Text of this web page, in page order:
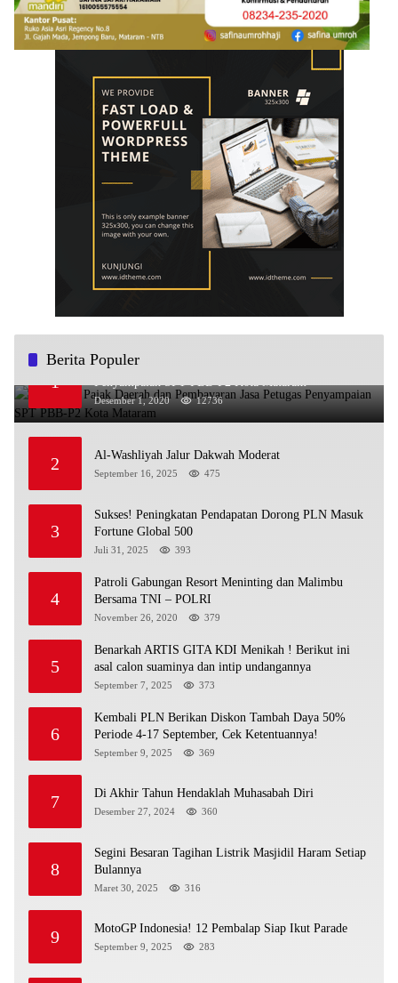
Berita Populer
1
Sosialisasi Pajak Daerah dan Pembayaran Jasa Petugas
Desember 1, 2020 12736
2 Al-Washliyah Jalur Dakwah Moderat
September 16, 2025 475
3
Sukses! Peningkatan Pendapatan Dorong PLN Masuk
Fortune Global 500
Juli 31, 2025 393
4
Patroli Gabungan Resort Meninting dan Malimbu
Bersama TNI – POLRI
November 26, 2020 379
5
Benarkah ARTIS GITA KDI Menikah ! Berikut ini
asal calon suaminya dan intip undangannya
September 7, 2025 373
6
Kembali PLN Berikan Diskon Tambah Daya 50%
Periode 4-17 September, Cek Ketentuannya!
September 9, 2025 369
7 Di Akhir Tahun Hendaklah Muhasabah Diri
Desember 27, 2024 360
8
Segini Besaran Tagihan Listrik Masjidil Haram Setiap
Bulannya
Maret 30, 2025 316
9 MotoGP Indonesia! 12 Pembalap Siap Ikut Parade
September 9, 2025 283